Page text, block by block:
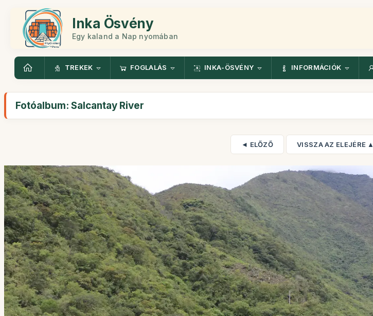
Inka Ösvény
Egy kaland a Nap nyomában
TREKEK FOGLALÁS INKA-ÖSVÉNY INFORMÁCIÓK
Fotóalbum: Salcantay River
◄ ELŐZŐ VISSZA AZ ELEJÉRE ▲